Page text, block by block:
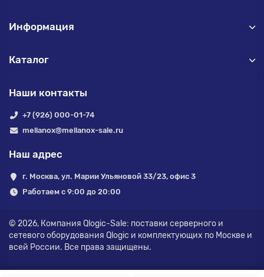
Информация
Каталог
Наши контакты
+7 (926) 000-01-74
mellanox@mellanox-sale.ru
Наш адрес
г. Москва, ул. Марии Ульяновой 33/23, офис 3
Работаем с 9:00 до 20:00
© 2026, Компания Qlogic-Sale: поставки серверного и
сетевого оборудования Qlogic и комплектующих по Москве и
всей России. Все права защищены.